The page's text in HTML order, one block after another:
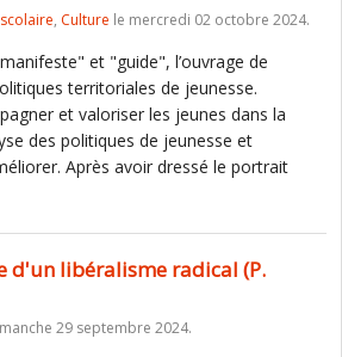
, Culture le mercredi 02 octobre 2024.
et "guide", l’ouvrage de
territoriales de jeunesse.
et valoriser les jeunes dans la
des politiques de jeunesse et
Après avoir dressé le portrait
d'un libéralisme radical (P.
29 septembre 2024.